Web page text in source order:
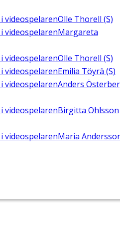
i videospelarenOlle Thorell (S)
i videospelarenMargareta
i videospelarenOlle Thorell (S)
i videospelarenEmilia Töyrä (S)
i videospelarenAnders
videospelarenBirgitta Ohlsson
i videospelarenMaria